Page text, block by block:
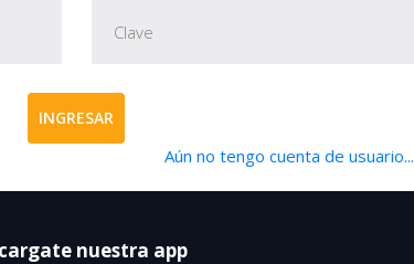
INGRESAR
Aún no tengo cuenta de usuario...
nuestra app